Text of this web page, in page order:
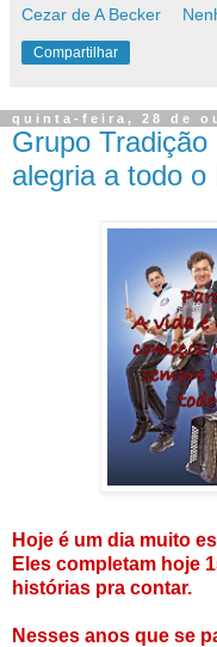
Cezar de A Becker
Compartilhar
quinta-feira, 28 de
Grupo
alegria a todo o
Hoje é um dia muito
Eles completam hoje
histórias pra contar.
Nesses anos que se